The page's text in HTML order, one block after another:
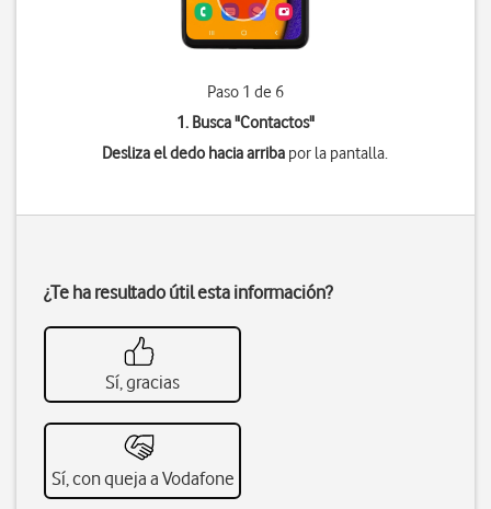
Paso 1 de 6
1. Busca "Contactos"
Desliza el dedo hacia arriba por la pantalla.
¿Te ha resultado útil esta información?
Sí, gracias
Sí, con queja a Vodafone